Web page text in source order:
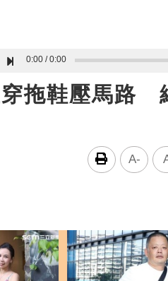
0:00 0:00
穿拖鞋壓馬路
A-